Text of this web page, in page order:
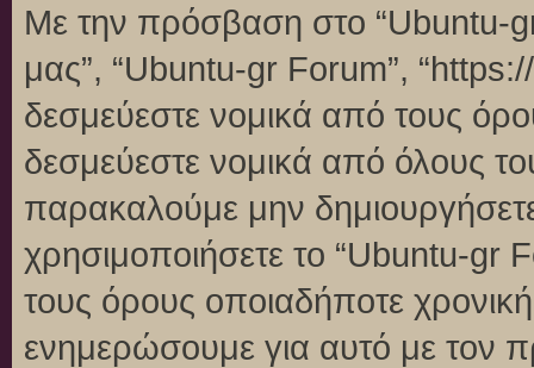
Με την πρόσβαση στο “Ubuntu-gr
μας”, “Ubuntu-gr Forum”,
δεσμεύεστε νομικά από τους
δεσμεύεστε νομικά από όλους
παρακαλούμε μην
χρησιμοποιήσετε το “Ubuntu-gr
τους όρους οποιαδήποτε
ενημερώσουμε για αυτό με τον